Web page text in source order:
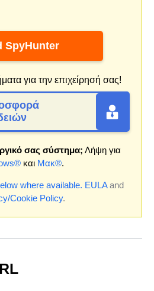
SpyHunter
για την επιχείρησή σας!
σας σύστημα; Λήψη για
και Μακ®.
where available. EULAand
Cookie Policy.